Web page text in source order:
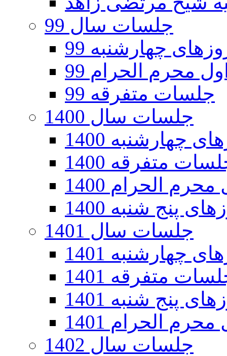
جلسات سال 99
چهارشنبه 99
محرم الحرام 99
جلسات متفرقه 99
جلسات سال 1400
چهارشنبه 1400
متفرقه 1400
الحرام 1400
پنج شنبه 1400
جلسات سال 1401
چهارشنبه 1401
متفرقه 1401
پنج شنبه 1401
الحرام 1401
جلسات سال 1402